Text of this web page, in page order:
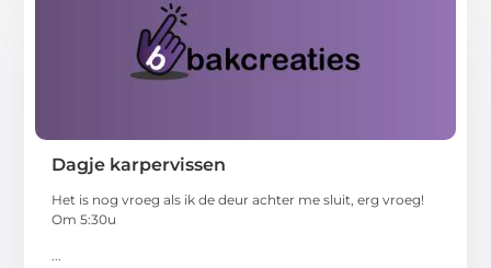
Dagje karpervissen
Het is nog vroeg als ik de deur achter me sluit, erg vroeg!
Om 5:30u